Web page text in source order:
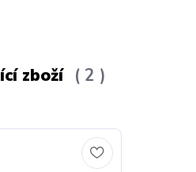
zboží 2